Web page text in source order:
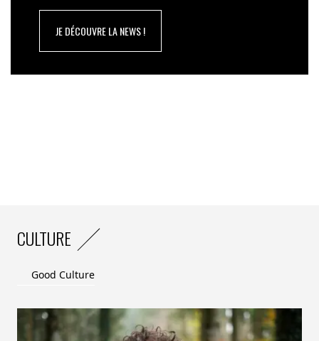
JE DÉCOUVRE LA NEWS !
CULTURE
Good Culture